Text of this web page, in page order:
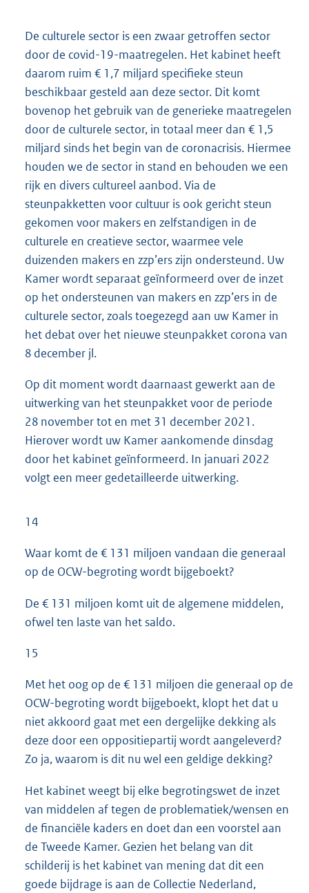
De culturele sector is een zwaar getroffen sector
door de covid-19-maatregelen. Het kabinet heeft
daarom ruim € 1,7 miljard specifieke steun
beschikbaar gesteld aan deze sector. Dit komt
bovenop het gebruik van de generieke maatregelen
door de culturele sector, in totaal meer dan € 1,5
miljard sinds het begin van de coronacrisis. Hiermee
houden we de sector in stand en behouden we een
rijk en divers cultureel aanbod. Via de
steunpakketten voor cultuur is ook gericht steun
gekomen voor makers en zelfstandigen in de
culturele en creatieve sector, waarmee vele
duizenden makers en zzp’ers zijn ondersteund. Uw
Kamer wordt separaat geïnformeerd over de inzet
op het ondersteunen van makers en zzp’ers in de
culturele sector, zoals toegezegd aan uw Kamer in
het debat over het nieuwe steunpakket corona van
8 december jl.
Op dit moment wordt daarnaast gewerkt aan de
uitwerking van het steunpakket voor de periode
28 november tot en met 31 december 2021.
Hierover wordt uw Kamer aankomende dinsdag
door het kabinet geïnformeerd. In januari 2022
volgt een meer gedetailleerde uitwerking.
14
Waar komt de € 131 miljoen vandaan die generaal
op de OCW-begroting wordt bijgeboekt?
De € 131 miljoen komt uit de algemene middelen,
ofwel ten laste van het saldo.
15
Met het oog op de € 131 miljoen die generaal op de
OCW-begroting wordt bijgeboekt, klopt het dat u
niet akkoord gaat met een dergelijke dekking als
deze door een oppositiepartij wordt aangeleverd?
Zo ja, waarom is dit nu wel een geldige dekking?
Het kabinet weegt bij elke begrotingswet de inzet
van middelen af tegen de problematiek/wensen en
de financiële kaders en doet dan een voorstel aan
de Tweede Kamer. Gezien het belang van dit
schilderij is het kabinet van mening dat dit een
goede bijdrage is aan de Collectie Nederland,